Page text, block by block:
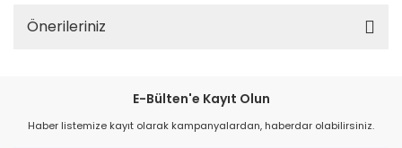
Önerileriniz
E-Bülten'e Kayıt Olun
Haber listemize kayıt olarak kampanyalardan, haberdar olabilirsiniz.